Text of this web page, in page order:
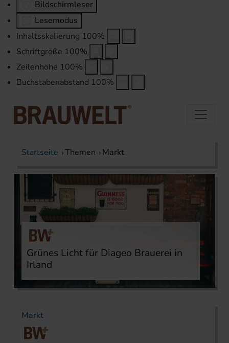
Bildschirmleser
Lesemodus
Inhaltsskalierung 100%
Schriftgröße 100%
Zeilenhöhe 100%
Buchstabenabstand 100%
Startseite Themen Markt
Grünes Licht für Diageo Brauerei in
Irland
Markt